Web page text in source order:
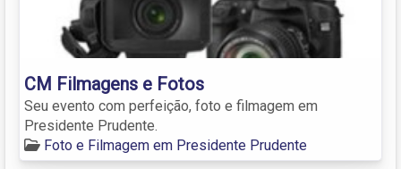
CM Filmagens e Fotos
Seu evento com perfeição, foto e filmagem em
Presidente Prudente.
Foto e Filmagem em Presidente Prudente